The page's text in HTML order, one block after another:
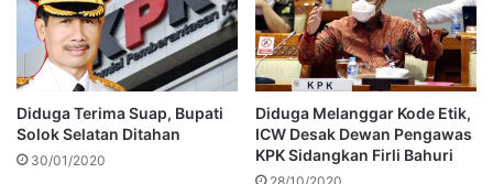
Diduga Terima Suap, Bupati
Solok Selatan Ditahan
30/01/2020
Diduga Melanggar Kode Etik,
ICW Desak Dewan Pengawas
KPK Sidangkan Firli Bahuri